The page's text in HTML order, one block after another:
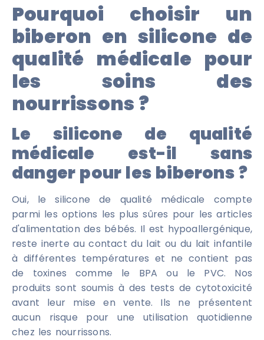
Pourquoi choisir un
biberon en silicone de
qualité médicale pour
les soins des
nourrissons ?
Le silicone de qualité
médicale est-il sans
danger pour les biberons ?
Oui, le silicone de qualité médicale compte
parmi les options les plus sûres pour les articles
d'alimentation des bébés. Il est hypoallergénique,
reste inerte au contact du lait ou du lait infantile
à différentes températures et ne contient pas
de toxines comme le BPA ou le PVC. Nos
produits sont soumis à des tests de cytotoxicité
avant leur mise en vente. Ils ne présentent
aucun risque pour une utilisation quotidienne
chez les nourrissons.